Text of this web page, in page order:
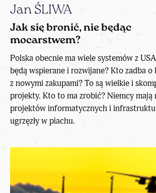
Jan ŚLIWA
Jak się bronić, nie będąc
mocarstwem?
Polska obecnie ma wiele systemów z
będą wspierane i rozwijane? Kto zadba
z nowymi zakupami? To są wielkie i
projekty. Kto to ma zrobić? Niemcy mają
projektów informatycznych i
ugrzęzły w piachu.